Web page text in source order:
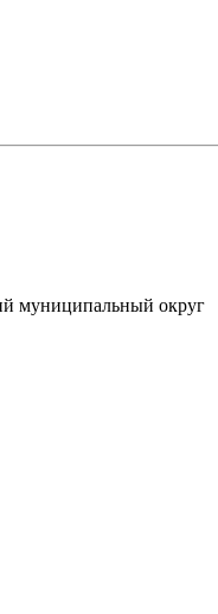
муниципальный округ